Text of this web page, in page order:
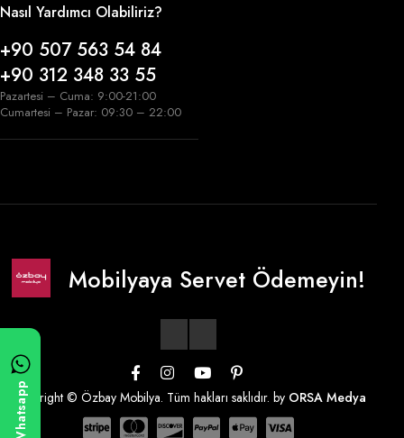
Nasıl Yardımcı Olabiliriz?
+90 507 563 54 84
+90 312 348 33 55
Pazartesi – Cuma: 9:00-21:00
Cumartesi – Pazar: 09:30 – 22:00
Mobilyaya Servet Ödemeyin!
Copyright © Özbay Mobilya. Tüm hakları saklıdır. by ORSA Medya
Whatsapp